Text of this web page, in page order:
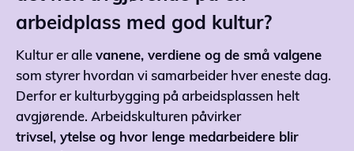
arbeidplass med god kultur?
Kultur er alle vanene, verdiene og de små valgene
som styrer hvordan vi samarbeider hver eneste dag.
Derfor er kulturbygging på arbeidsplassen helt
avgjørende. Arbeidskulturen påvirker
trivsel, ytelse og hvor lenge medarbeidere blir